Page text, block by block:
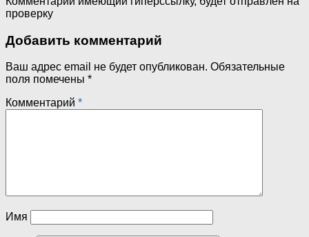
проверку
Добавить комментарий
Ваш адрес email не будет опубликован. Обязательные
поля помечены *
Комментарий *
Имя